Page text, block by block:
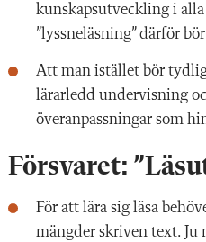
kunskapsutveckling i
”lyssneläsning” därför
Att man istället bör
lärarledd undervisning
överanpassningar som
Försvaret:
För att lära sig läsa
mängder skriven text. Ju